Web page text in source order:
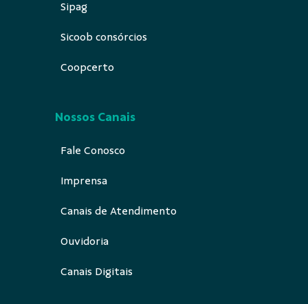
Sipag
Sicoob consórcios
Coopcerto
Nossos Canais
Fale Conosco
Imprensa
Canais de Atendimento
Ouvidoria
Canais Digitais